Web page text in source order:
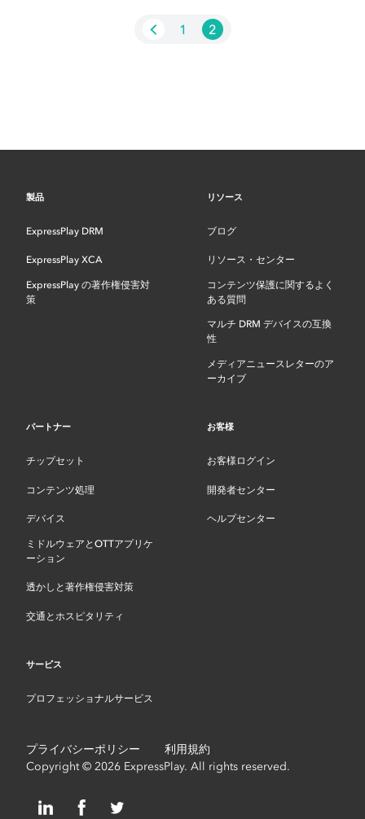
1 2
製品
ExpressPlay DRM
ExpressPlay XCA
ExpressPlay の著作権侵害対
策
リソース
ブログ
リソース・センター
コンテンツ保護に関するよく
ある質問
マルチ DRM デバイスの互換
性
メディアニュースレターのア
ーカイブ
パートナー
チップセット
コンテンツ処理
デバイス
ミドルウェアとOTTアプリケ
ーション
透かしと著作権侵害対策
交通とホスピタリティ
お客様
お客様ログイン
開発者センター
ヘルプセンター
サービス
プロフェッショナルサービス
プライバシーポリシー
利用規約
Copyright © 2026 ExpressPlay. All rights reserved.